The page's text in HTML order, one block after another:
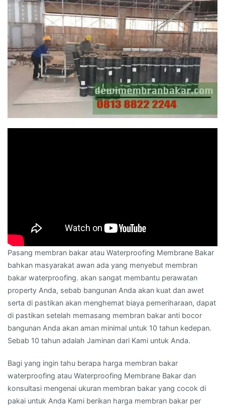
Pasang membran bakar atau Waterproofing Membrane Bakar
bahkan masyarakat awan ada yang menyebut membran
bakar waterproofing. akan sangat membantu perawatan
property Anda, sebab bangunan Anda akan kuat dan awet
serta di pastikan akan menghemat biaya pemeriharaan, dapat
di pastikan setelah memasang membran bakar anti bocor
bangunan Anda akan aman minimal untuk 10 tahun kedepan.
Sebab 10 tahun adalah Jaminan dari Kami untuk Anda.
Bagi yang ingin tahu berapa harga membran bakar
waterproofing atau Waterproofing Membrane Bakar dan
konsultasi mengenai ukuran membran bakar yang cocok di
pakai untuk Anda Kami berikan harga membran bakar per